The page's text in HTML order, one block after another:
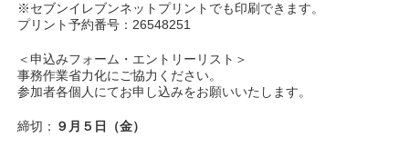
※セブンイレブンネットプリントでも印刷できます。
プリント予約番号：26548251
＜申込みフォーム・エントリーリスト＞
事務作業省力化にご協力ください。
参加者各個人にてお申し込みをお願いいたします。
締切： ９月５日（金）